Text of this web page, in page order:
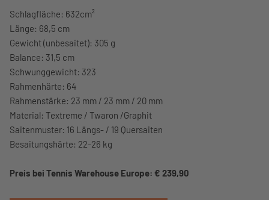
Schlagfläche: 632cm²
Länge: 68,5 cm
Gewicht (unbesaitet): 305 g
Balance: 31,5 cm
Schwunggewicht: 323
Rahmenhärte: 64
Rahmenstärke: 23 mm / 23 mm / 20 mm
Material: Textreme / Twaron /Graphit
Saitenmuster: 16 Längs- / 19 Quersaiten
Besaitungshärte: 22-26 kg
Preis bei Tennis Warehouse Europe: € 239,90